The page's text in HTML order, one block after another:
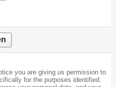
you are giving us permission to
for the purposes identified.